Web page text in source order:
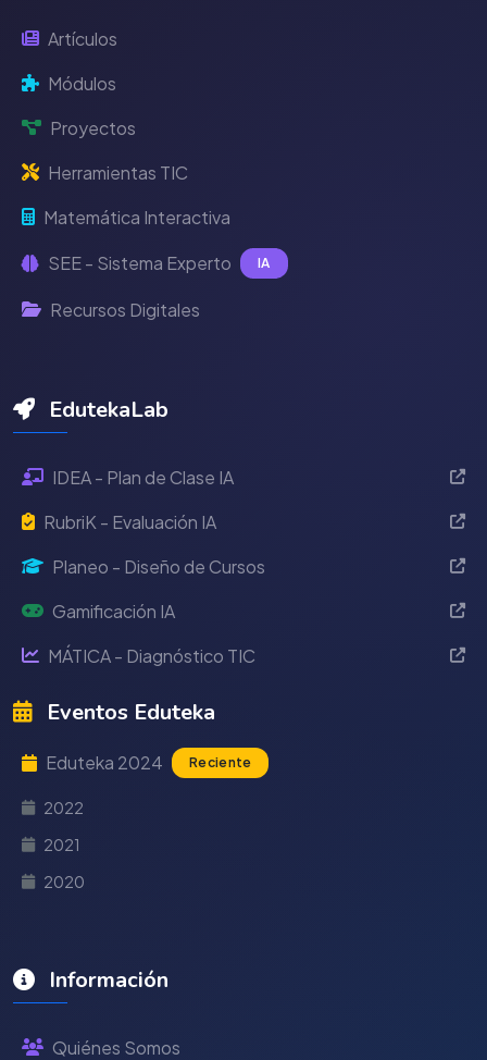
Artículos
Módulos
Proyectos
Herramientas TIC
Matemática Interactiva
SEE - Sistema Experto IA
Recursos Digitales
EdutekaLab
IDEA - Plan de Clase IA
RubriK - Evaluación IA
Planeo - Diseño de Cursos
Gamificación IA
MÁTICA - Diagnóstico TIC
Eventos Eduteka
Eduteka 2024 Reciente
2022
2021
2020
Información
Quiénes Somos